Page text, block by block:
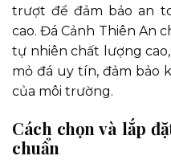
trượt để đảm bảo an
cao. Đá Cảnh Thiên An
tự nhiên chất lượng
mỏ đá uy tín, đảm bảo
của môi trường.
Cách chọn và lắp
chuẩn